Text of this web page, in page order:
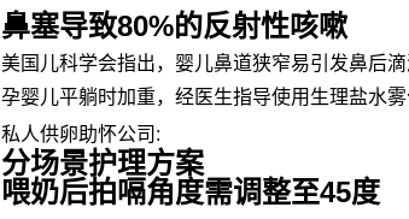
鼻塞导致80%的反射性咳嗽
美国儿科学会指出，婴儿鼻道狭窄易引发鼻后
孕婴儿平躺时加重，经医生指导使用生理盐水
私人供卵助怀公司:
分场景护理方案
喂奶后拍嗝角度需调整至45度